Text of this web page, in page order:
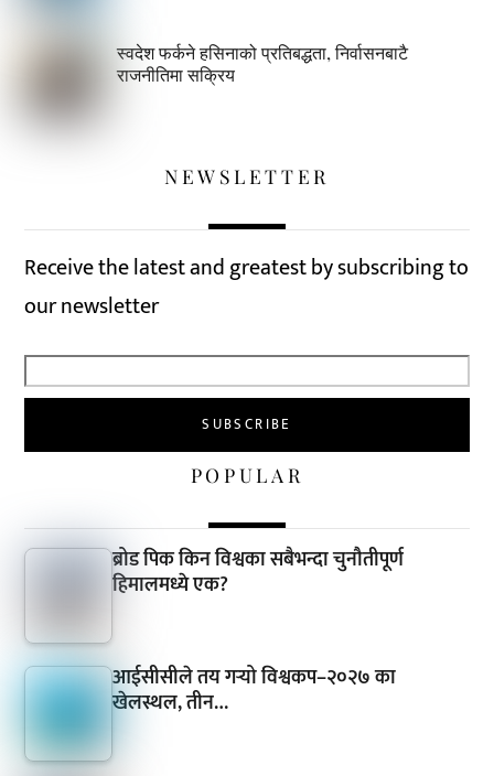
स्वदेश फर्कने हसिनाको प्रतिबद्धता, निर्वासनबाटै
राजनीतिमा सक्रिय
NEWSLETTER
Receive the latest and greatest by subscribing to
our newsletter
POPULAR
ब्रोड पिक किन विश्वका सबैभन्दा चुनौतीपूर्ण
हिमालमध्ये एक?
आईसीसीले तय गर्‍यो विश्वकप–२०२७ का
खेलस्थल, तीन…